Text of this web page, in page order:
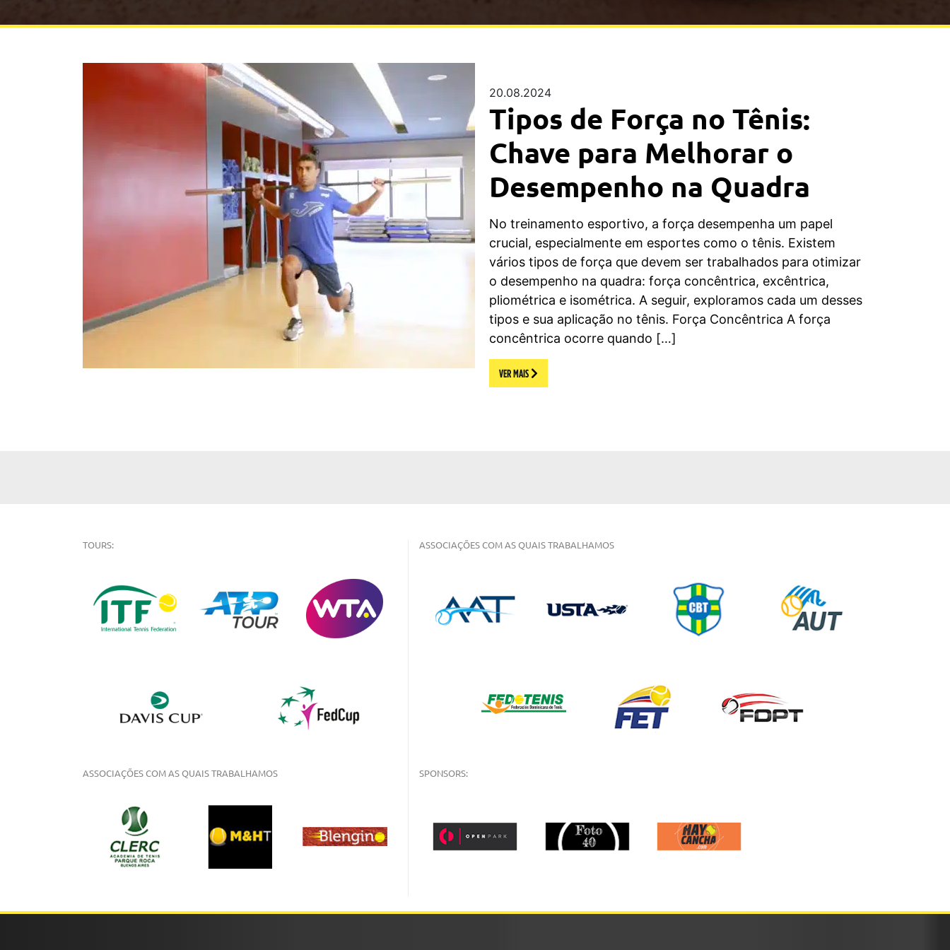
20.08.2024
Tipos de Força no Tênis:
Chave para Melhorar o
Desempenho na Quadra
No treinamento esportivo, a força desempenha um papel
crucial, especialmente em esportes como o tênis. Existem
vários tipos de força que devem ser trabalhados para otimizar
o desempenho na quadra: força concêntrica, excêntrica,
pliométrica e isométrica. A seguir, exploramos cada um desses
tipos e sua aplicação no tênis. Força Concêntrica A força
concêntrica ocorre quando […]
VER MAIS
TOURS:
ASSOCIAÇÕES COM AS QUAIS TRABALHAMOS
ASSOCIAÇÕES COM AS QUAIS TRABALHAMOS
SPONSORS: